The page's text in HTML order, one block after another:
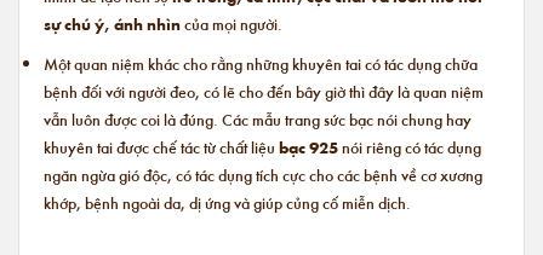
sự chú ý, ánh nhìncủa mọi người.
Một quan niệm khác cho rằng những khuyên tai có tác dụng chữa
bệnh đối với người đeo, có lẽ cho đến bây giờ thì đây là quan niệm
vẫn luôn được coi là đúng. Các mẫu trang sức bạc nói chung hay
khuyên tai được chế tác từ chất liệu bạc 925nói riêng có tác dụng
ngăn ngừa gió độc, có tác dụng tích cực cho các bệnh về cơ xương
khớp, bệnh ngoài da, dị ứng và giúp củng cố miễn dịch.